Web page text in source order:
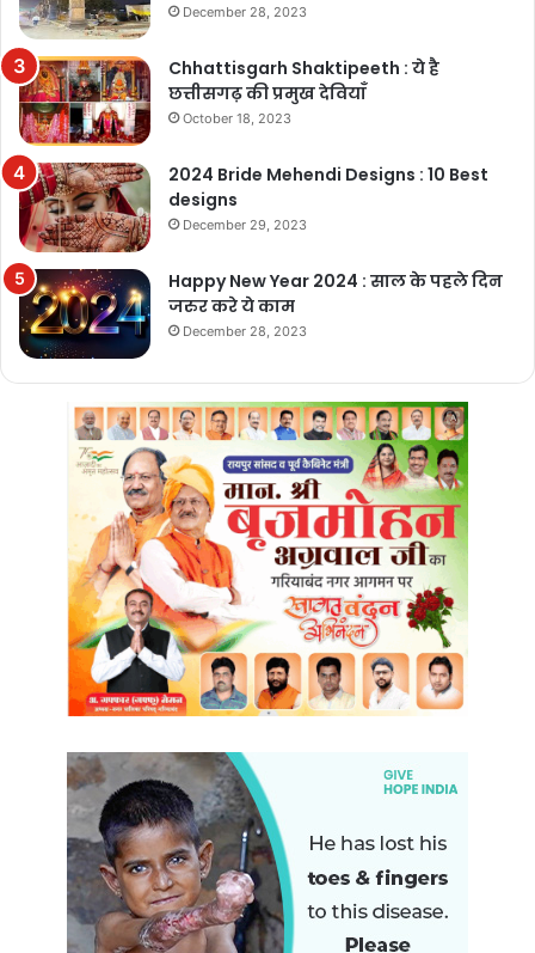
December 28, 2023
Chhattisgarh Shaktipeeth : ये है
छत्तीसगढ़ की प्रमुख देवियाँ
October 18, 2023
2024 Bride Mehendi Designs : 10 Best
designs
December 29, 2023
Happy New Year 2024 : साल के पहले दिन
जरुर करे ये काम
December 28, 2023